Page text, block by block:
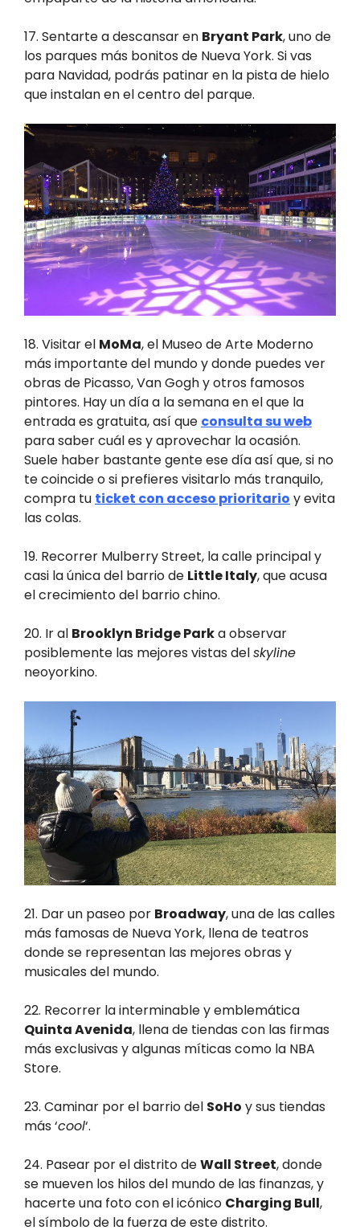
17. Sentarte a descansar en Bryant Park, uno de
los parques más bonitos de Nueva York. Si vas
para Navidad, podrás patinar en la pista de hielo
que instalan en el centro del parque.
18. Visitar el MoMa, el Museo de Arte Moderno
más importante del mundo y donde puedes ver
obras de Picasso, Van Gogh y otros famosos
pintores. Hay un día a la semana en el que la
entrada es gratuita, así que consulta su web
para saber cuál es y aprovechar la ocasión.
Suele haber bastante gente ese día así que, si no
te coincide o si prefieres visitarlo más tranquilo,
compra tu ticket con acceso prioritario y evita
las colas.
19. Recorrer Mulberry Street, la calle principal y
casi la única del barrio de Little Italy, que acusa
el crecimiento del barrio chino.
20. Ir al Brooklyn Bridge Parka observar
posiblemente las mejores vistas delskyline
neoyorkino.
21. Dar un paseo por Broadway, una de las calles
más famosas de Nueva York, llena de teatros
donde se representan las mejores obras y
musicales del mundo.
22. Recorrer la interminable y emblemática
Quinta Avenida, llena de tiendas con las firmas
más exclusivas y algunas míticas como la NBA
Store.
23. Caminar por el barrio del SoHo y sus tiendas
más ‘cool‘.
24. Pasear por el distrito deWall Street, donde
se mueven los hilos del mundo de las finanzas, y
hacerte una foto con el icónico Charging Bull,
el símbolo de la fuerza de este distrito.